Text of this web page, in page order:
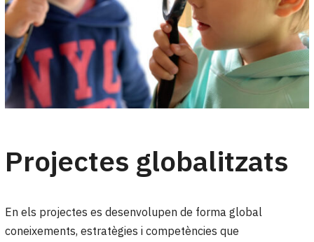
Projectes globalitzats
En els projectes es desenvolupen de forma global
coneixements, estratègies i competències que